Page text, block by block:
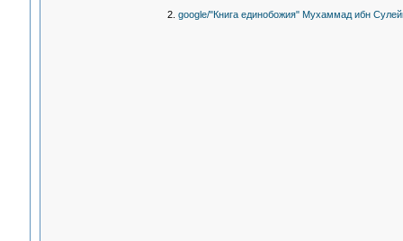
2. google/"Книга единобожия" Мухаммад ибн